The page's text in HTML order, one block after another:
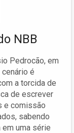
NBB
Pedrocão, em
é
a torcida de
de escrever
e comissão
sabendo
uma série